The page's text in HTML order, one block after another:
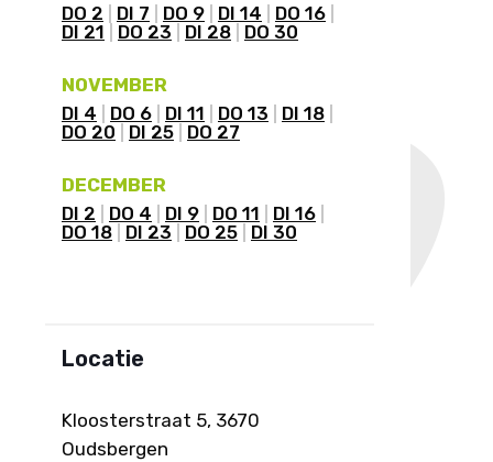
DO 2
DI 7 DO 9 DI 14
DO 16
DI 21
DO 23 DI 28 DO 30
NOVEMBER
DI 4
DO 6 DI 11 DO 13
DI 18
DO 20
DI 25 DO 27
DECEMBER
DI 2
DO 4 DI 9 DO 11
DI 16
DO 18
DI 23 DO 25 DI 30
Locatie
Kloosterstraat 5, 3670
Oudsbergen